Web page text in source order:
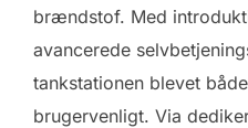
brændstof. Med
avancerede
tankstationen blevet
brugervenligt. Via